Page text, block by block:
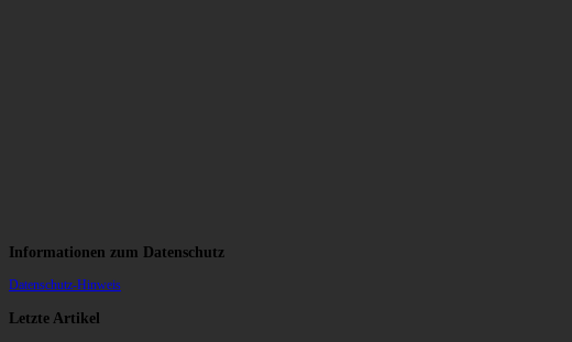
Informationen zum Datenschutz
Datenschutz-Hinweis
Letzte Artikel